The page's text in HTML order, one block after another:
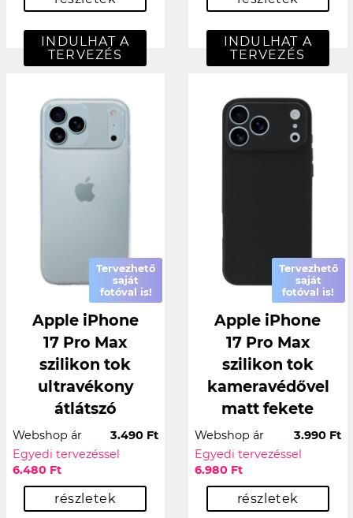
INDULHAT A
TERVEZÉS
INDULHAT A
TERVEZÉS
Tervezhető
saját
fotóval is!
Apple iPhone
17 Pro Max
szilikon tok
ultravékony
átlátszó
Webshop ár
3.490 Ft
Egyedi tervezéssel
6.480 Ft
részletek
Tervezhető
saját
fotóval is!
Apple iPhone
17 Pro Max
szilikon tok
kameravédővel
matt fekete
Webshop ár
3.990 Ft
Egyedi tervezéssel
6.980 Ft
részletek